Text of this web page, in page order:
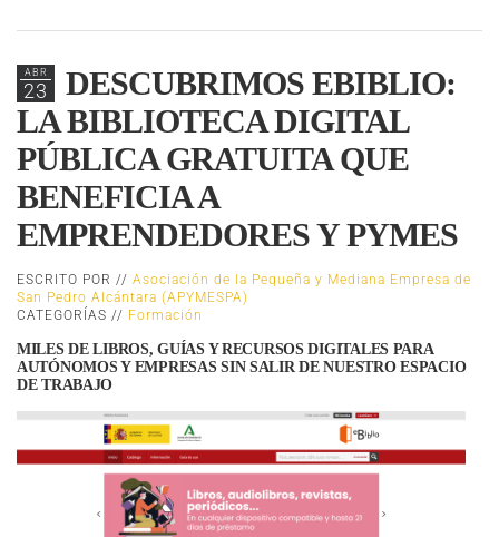
ABR
23
DESCUBRIMOS EBIBLIO:
LA BIBLIOTECA DIGITAL
PÚBLICA GRATUITA QUE
BENEFICIA A
EMPRENDEDORES Y PYMES
ESCRITO POR // Asociación de la Pequeña y Mediana Empresa de
San Pedro Alcántara (APYMESPA)
CATEGORÍAS // Formación
MILES DE LIBROS, GUÍAS Y RECURSOS DIGITALES PARA
AUTÓNOMOS Y EMPRESAS SIN SALIR DE NUESTRO ESPACIO
DE TRABAJO